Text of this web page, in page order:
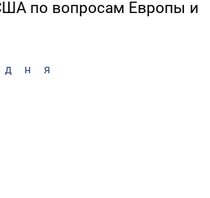
по вопросам Европы и